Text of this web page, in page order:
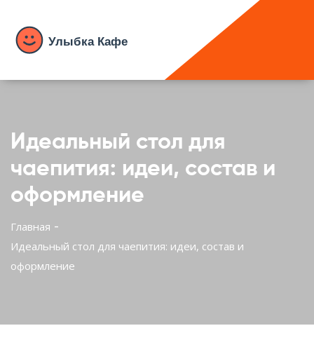
Идеальный стол для
чаепития: идеи, состав и
оформление
Главная
Идеальный стол для чаепития: идеи, состав и
оформление